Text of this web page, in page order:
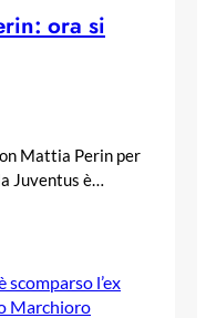
ora si
Mattia Perin per
Juventus è…
l’ex
Marchioro